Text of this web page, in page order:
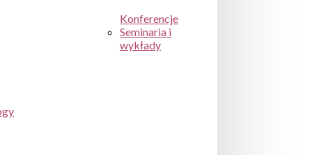
Konferencje
Seminaria i
wykłady